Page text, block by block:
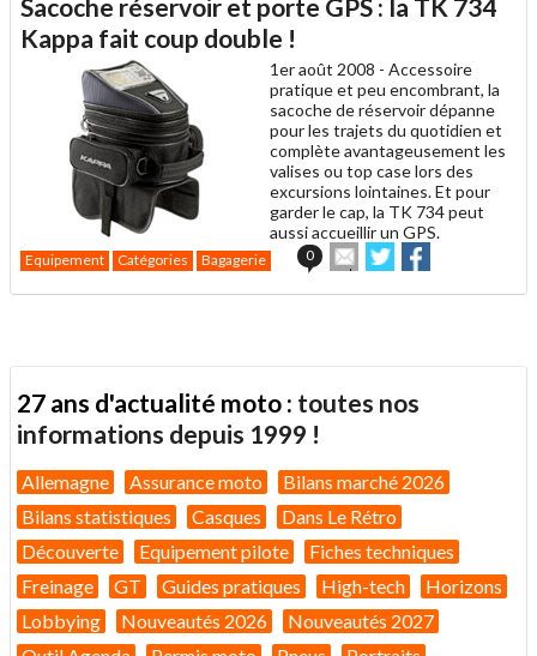
à
Sacoche réservoir et porte GPS : la TK 734
Kappa fait coup double !
1er août 2008 - Accessoire
pratique et peu encombrant, la
sacoche de réservoir dépanne
pour les trajets du quotidien et
complète avantageusement les
valises ou top case lors des
excursions lointaines. Et pour
garder le cap, la TK 734 peut
aussi accueillir un GPS.
Equipement Catégories Bagagerie 0
Envoyer
cet
article
Partager
sur
Twitter
sur
Facebook
27 ans d'actualité moto : toutes nos
informations depuis 1999 !
Allemagne Assurance moto
Bilans marché 2026
Bilans statistiques
Casques
Dans Le Rétro
Découverte
Equipement pilote
Fiches techniques
Freinage
GT Guides pratiques High-tech
Horizons
Lobbying
Nouveautés 2026
Nouveautés 2027